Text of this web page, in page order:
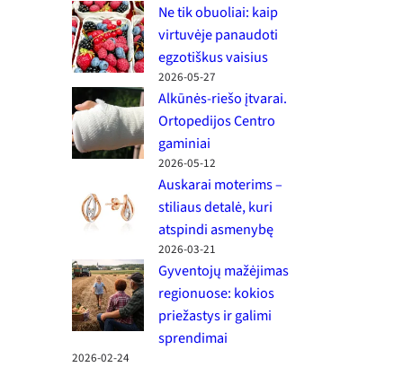
Ne tik obuoliai: kaip
virtuvėje panaudoti
egzotiškus vaisius
2026-05-27
Alkūnės-riešo įtvarai.
Ortopedijos Centro
gaminiai
2026-05-12
Auskarai moterims –
stiliaus detalė, kuri
atspindi asmenybę
2026-03-21
Gyventojų mažėjimas
regionuose: kokios
priežastys ir galimi
sprendimai
2026-02-24